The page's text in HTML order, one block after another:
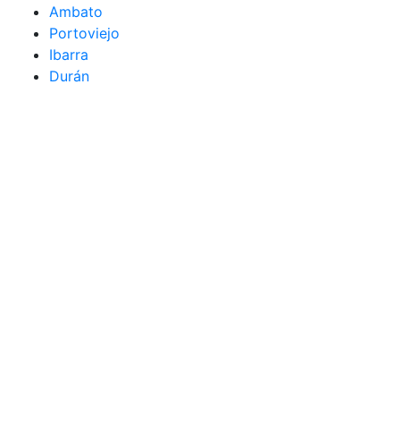
Ambato
Portoviejo
Ibarra
Durán